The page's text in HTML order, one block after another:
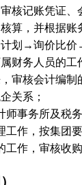
核记账凭证、
算，并根据账
计划→询价比
财务人员的工
审核会计编制
关系；
师事务所及税
工作，按集团
工作，审核收